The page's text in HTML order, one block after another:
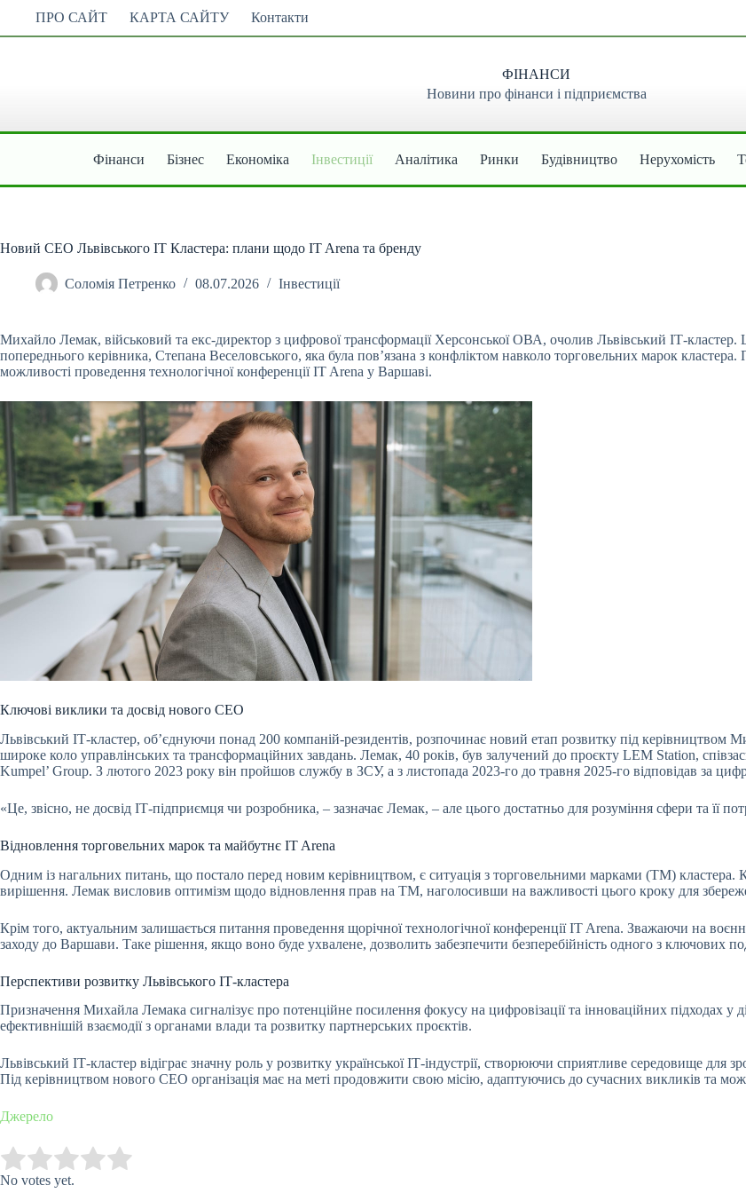
вмісту
ПРО САЙТ КАРТА САЙТУ Контакти
ФІНАНСИ
Новини про фінанси і підприємства
Фінанси Бізнес Економіка Інвестиції Аналітика Ринки Будівництво Нерухомість
Новий CEO Львівського IT Кластера: плани щодо IT Arena та бренду
Соломія Петренко 08.07.2026 Інвестиції
Михайло Лемак, військовий та екс-директор з цифрової трансформації Херсонської ОВА, очолив Львівський ІТ-кластер.
попереднього керівника, Степана Веселовського, яка була пов’язана з конфліктом навколо торговельних марок
можливості проведення технологічної конференції IT Arena у Варшаві.
Ключові виклики та досвід нового CEO
Львівський ІТ-кластер, об’єднуючи понад 200 компаній-резидентів, розпочинає новий етап розвитку під
широке коло управлінських та трансформаційних завдань. Лемак, 40 років, був залучений до проєкту LEM Station,
Kumpel’ Group. З лютого 2023 року він пройшов службу в ЗСУ, а з листопада 2023-го до травня 2025-го відповідав за
«Це, звісно, не досвід ІТ-підприємця чи розробника, – зазначає Лемак, – але цього достатньо для розуміння сфери та її
Відновлення торговельних марок та майбутнє IT Arena
Одним із нагальних питань, що постало перед новим керівництвом, є ситуація з торговельними марками (ТМ) кластера.
вирішення. Лемак висловив оптимізм щодо відновлення прав на ТМ, наголосивши на важливості цього кроку для
Крім того, актуальним залишається питання проведення щорічної технологічної конференції IT Arena. Зважаючи на
заходу до Варшави. Таке рішення, якщо воно буде ухвалене, дозволить забезпечити безперебійність одного з ключових
Перспективи розвитку Львівського ІТ-кластера
Призначення Михайла Лемака сигналізує про потенційне посилення фокусу на цифровізації та інноваційних підходах у
ефективнішій взаємодії з органами влади та розвитку партнерських проєктів.
Львівський ІТ-кластер відіграє значну роль у розвитку української ІТ-індустрії, створюючи сприятливе середовище для
Під керівництвом нового CEO організація має на меті продовжити свою місію, адаптуючись до сучасних викликів та
Джерело
Rate this item:
No votes yet.